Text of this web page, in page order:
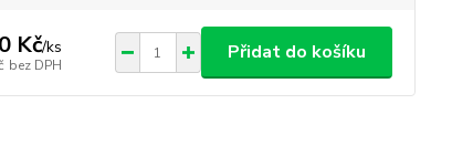
Kč/ks
bez DPH
Přidat do košíku